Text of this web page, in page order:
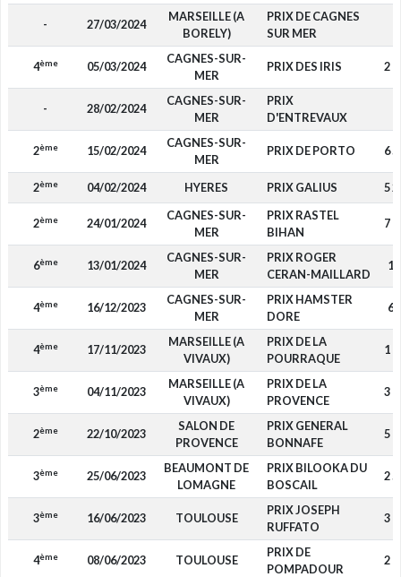
- 27/03/2024
MARSEILLE (A
BORELY)
PRIX DE CAGNES
SUR MER
4ème 05/03/2024
CAGNES-SUR-
MER
PRIX DES IRIS 2
- 28/02/2024
CAGNES-SUR-
MER
PRIX
D'ENTREVAUX
2ème 15/02/2024
CAGNES-SUR-
MER
PRIX DE PORTO 6
2ème 04/02/2024 HYERES PRIX GALIUS 5
2ème 24/01/2024
CAGNES-SUR-
MER
PRIX RASTEL
BIHAN
7
6ème 13/01/2024
CAGNES-SUR-
MER
PRIX ROGER
CERAN-MAILLARD
4ème 16/12/2023
CAGNES-SUR-
MER
PRIX HAMSTER
DORE
4ème 17/11/2023
MARSEILLE (A
VIVAUX)
PRIX DE LA
POURRAQUE
1
3ème 04/11/2023
MARSEILLE (A
VIVAUX)
PRIX DE LA
PROVENCE
3
2ème 22/10/2023
SALON DE
PROVENCE
PRIX GENERAL
BONNAFE
5
3ème 25/06/2023
BEAUMONT DE
LOMAGNE
PRIX BILOOKA DU
BOSCAIL
2
3ème 16/06/2023 TOULOUSE
PRIX JOSEPH
RUFFATO
3
4ème 08/06/2023 TOULOUSE
PRIX DE
POMPADOUR
2